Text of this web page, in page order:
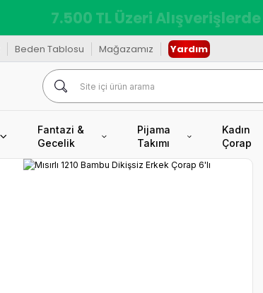
7.500 TL Üzeri
Beden Tablosu Mağazamız Yardım
Fantazi &
Gecelik
Pijama
Takımı
Kadın
Çorap